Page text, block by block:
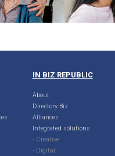
IN BIZ REPUBLIC
About
Directory Biz
Alliances
Integrated solutions
- Creative
- Digital